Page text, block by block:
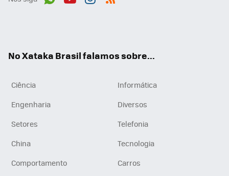
No Xataka Brasil falamos sobre...
Ciência
Informática
Engenharia
Diversos
Setores
Telefonia
China
Tecnologia
Comportamento
Carros